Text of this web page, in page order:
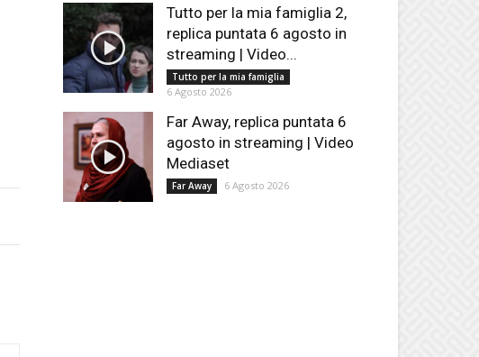
Tutto per la mia famiglia 2,
replica puntata 6 agosto in
streaming | Video...
Tutto per la mia famiglia
6 Agosto 2026
Far Away, replica puntata 6
agosto in streaming | Video
Mediaset
Far Away 6 Agosto 2026